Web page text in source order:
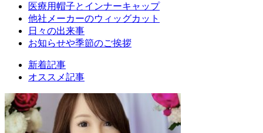
医療用帽子とインナーキャップ
他社メーカーのウィッグカット
日々の出来事
お知らせや季節のご挨拶
新着記事
オススメ記事